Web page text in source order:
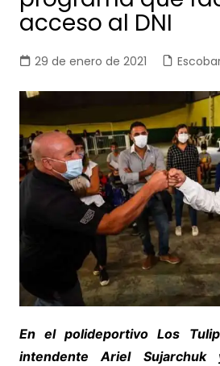
acceso al DNI
29 de enero de 2021
En el polideportivo Los
intendente Ariel